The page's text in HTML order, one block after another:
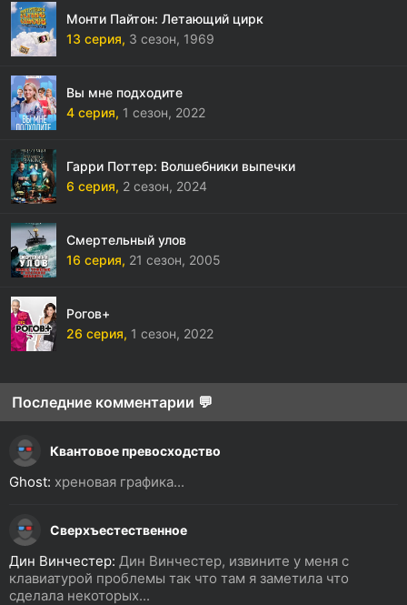
Монти Пайтон: Летающий цирк
13 серия, 3 сезон, 1969
Вы мне подходите
4 серия, 1 сезон, 2022
Гарри Поттер: Волшебники выпечки
6 серия, 2 сезон, 2024
Смертельный улов
16 серия, 21 сезон, 2005
Рогов+
26 серия, 1 сезон, 2022
Последние комментарии 💬
Квантовое превосходство
Ghost: хреновая графика...
Сверхъестественное
Дин Винчестер: Дин Винчестер, извините у меня с
клавиатурой проблемы так что там я заметила что
сделала некоторых...